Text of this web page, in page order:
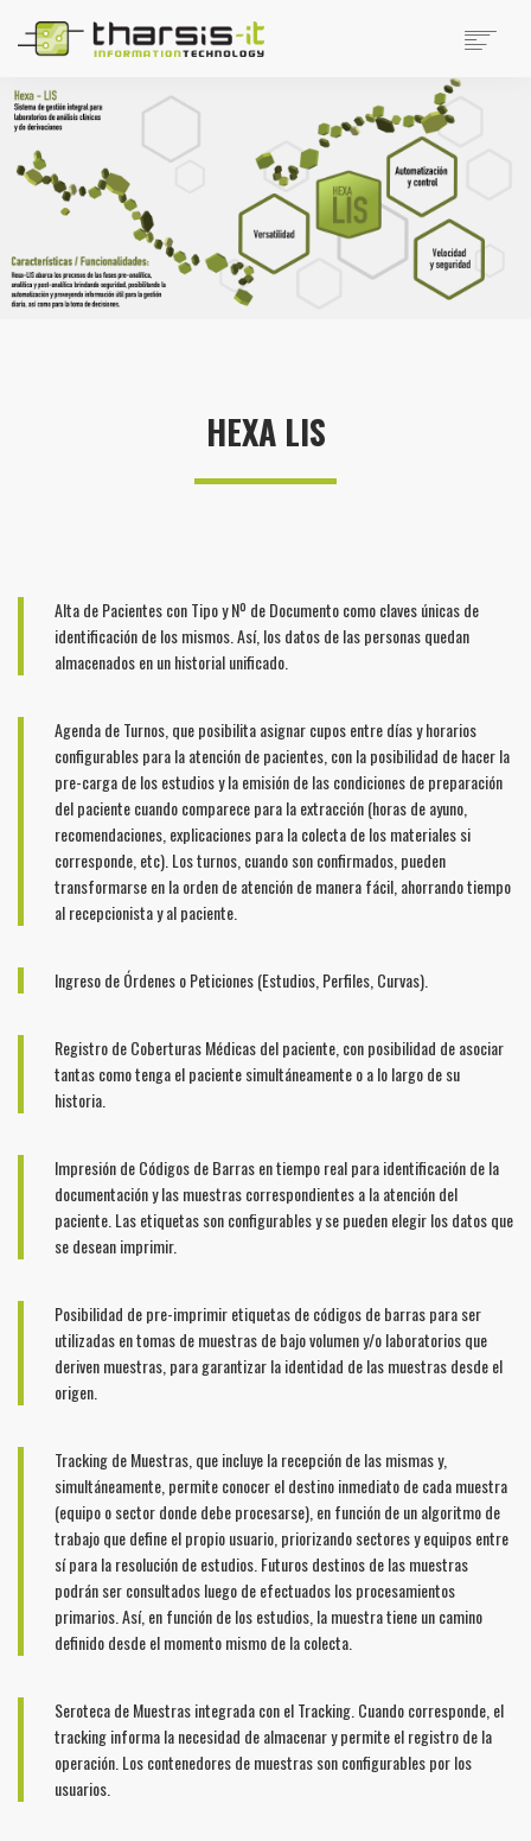
EMPRESA
PRODUCTOS
PRODUCTOS DISTRIBUIDOS
NOTICIAS
TRABAJAR EN THARSIS
SITIOS DE INTERÉS
HEXA LIS
Alta de Pacientes con Tipo y Nº de Documento como claves únicas de
identificación de los mismos. Así, los datos de las personas quedan
almacenados en un historial unificado.
Agenda de Turnos, que posibilita asignar cupos entre días y horarios
configurables para la atención de pacientes, con la posibilidad de hacer la
pre-carga de los estudios y la emisión de las condiciones de preparación
del paciente cuando comparece para la extracción (horas de ayuno,
recomendaciones, explicaciones para la colecta de los materiales si
corresponde, etc). Los turnos, cuando son confirmados, pueden
transformarse en la orden de atención de manera fácil, ahorrando tiempo
al recepcionista y al paciente.
Ingreso de Órdenes o Peticiones (Estudios, Perfiles, Curvas).
Registro de Coberturas Médicas del paciente, con posibilidad de asociar
tantas como tenga el paciente simultáneamente o a lo largo de su
historia.
Impresión de Códigos de Barras en tiempo real para identificación de la
documentación y las muestras correspondientes a la atención del
paciente. Las etiquetas son configurables y se pueden elegir los datos que
se desean imprimir.
Posibilidad de pre-imprimir etiquetas de códigos de barras para ser
utilizadas en tomas de muestras de bajo volumen y/o laboratorios que
deriven muestras, para garantizar la identidad de las muestras desde el
origen.
Tracking de Muestras, que incluye la recepción de las mismas y,
simultáneamente, permite conocer el destino inmediato de cada muestra
(equipo o sector donde debe procesarse), en función de un algoritmo de
trabajo que define el propio usuario, priorizando sectores y equipos entre
sí para la resolución de estudios. Futuros destinos de las muestras
podrán ser consultados luego de efectuados los procesamientos
primarios. Así, en función de los estudios, la muestra tiene un camino
definido desde el momento mismo de la colecta.
Seroteca de Muestras integrada con el Tracking. Cuando corresponde, el
tracking informa la necesidad de almacenar y permite el registro de la
operación. Los contenedores de muestras son configurables por los
usuarios.